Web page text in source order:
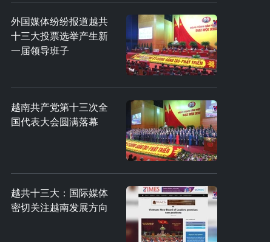
外国媒体纷纷报道越共
十三大投票选举产生新
一届领导班子
越南共产党第十三次全
国代表大会圆满落幕
越共十三大：国际媒体
密切关注越南发展方向